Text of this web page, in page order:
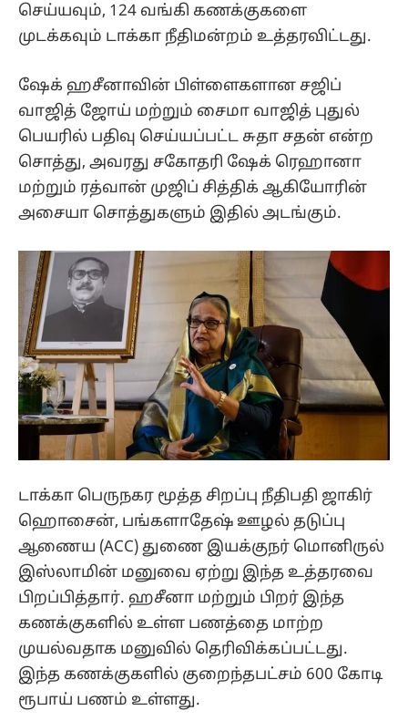
செய்யவும், 124 வங்கி கணக்குகளை
முடக்கவும் டாக்கா நீதிமன்றம் உத்தரவிட்டது.
ஷேக் ஹசீனாவின் பிள்ளைகளான சஜிப்
வாஜித் ஜோய் மற்றும் சைமா வாஜித் புதுல்
பெயரில் பதிவு செய்யப்பட்ட சுதா சதன் என்ற
சொத்து, அவரது சகோதரி ஷேக் ரெஹானா
மற்றும் ரத்வான் முஜிப் சித்திக் ஆகியோரின்
அசையா சொத்துகளும் இதில் அடங்கும்.
டாக்கா பெருநகர மூத்த சிறப்பு நீதிபதி ஜாகிர்
ஹொசைன், பங்களாதேஷ் ஊழல் தடுப்பு
ஆணைய (ACC) துணை இயக்குநர் மொனிருல்
இஸ்லாமின் மனுவை ஏற்று இந்த உத்தரவை
பிறப்பித்தார். ஹசீனா மற்றும் பிறர் இந்த
கணக்குகளில் உள்ள பணத்தை மாற்ற
முயல்வதாக மனுவில் தெரிவிக்கப்பட்டது.
இந்த கணக்குகளில் குறைந்தபட்சம் 600 கோடி
ரூபாய் பணம் உள்ளது.